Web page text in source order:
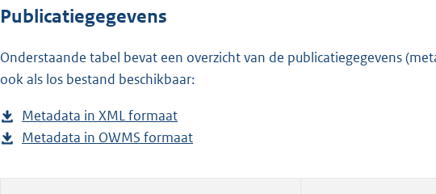
b
n
o
a
p
u
t
n
d
g
r
w
l
o
d
p
s
a
n
s
g
Publicatiegegevens
Onderstaande tabel bevat een overzicht van de publicatiegegevens
ook als los bestand beschikbaar:
Metadata in XML formaat
e
t
Metadata in OWMS formaat
s